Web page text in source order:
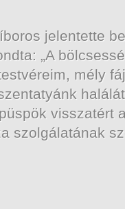
jelentette
„A
mély
visszatért
szolgálatának